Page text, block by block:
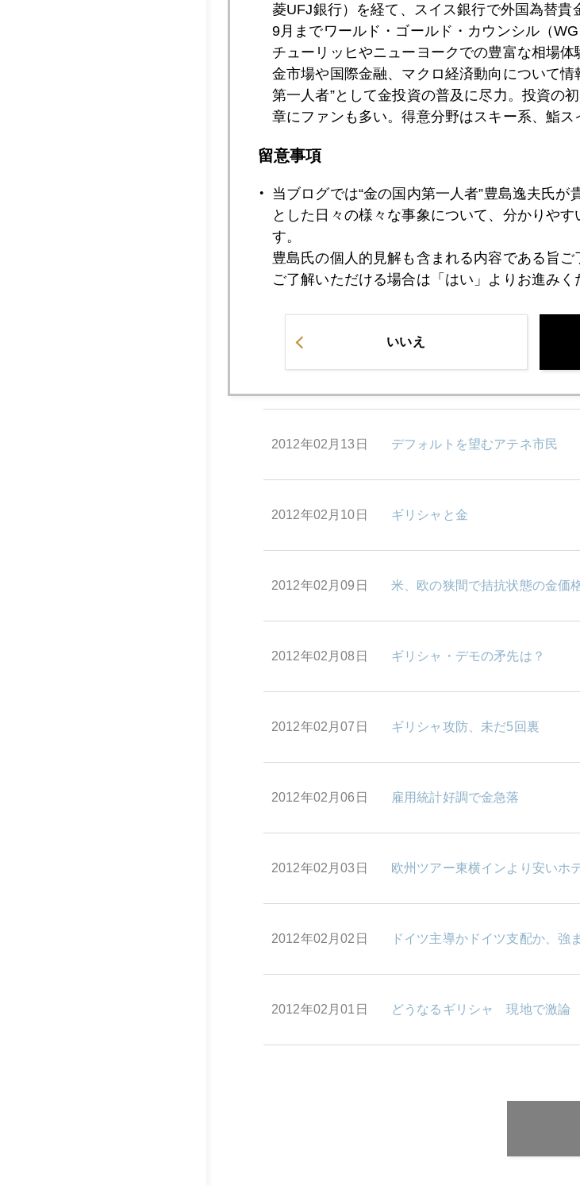
2012年02月23日 アテネからホルムズ海峡に飛び
2012年02月22日 ギリシャ支援合意で金、プラチ
2012年02月20日
2012年02月17日
2012年02月15日 ポールソン 金売却継続
2012年02月13日 デフォルトを望むアテネ市民
2012年02月10日 ギリシャと金
2012年02月09日 米、欧の狭間で拮抗状態の金価
2012年02月08日 ギリシャ・デモの矛先は？
2012年02月07日 ギリシャ攻防、未だ5回裏
2012年02月06日 雇用統計好調で金急落
2012年02月03日 欧州ツアー東横インより安いホ
2012年02月02日 ドイツ主導かドイツ支配か、強
2012年02月01日 どうなるギリシャ 現地で激論
菱UFJ銀行）を経て、スイス銀行で外国為替
9月までワールド・ゴールド・カウンシル（
チューリッヒやニューヨークでの豊富な相場
金市場や国際金融、マクロ経済動向について
第一人者”として金投資の普及に尽力。投資の
章にファンも多い。得意分野はスキー系、鮨ス
留意事項
当ブログでは“金の国内第一人者”豊島逸夫氏
とした日々の様々な事象について、分かりや
す。
豊島氏の個人的見解も含まれる内容である旨ご
ご了解いただける場合は「はい」よりお進みく
いいえ